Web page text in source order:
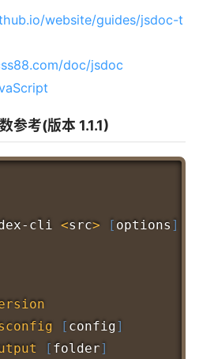
website/guides/jsdoc-t
doc/jsdoc
参考(版本 1.1.1)
cli
<src> [ options ]
[ config]
[ folder]